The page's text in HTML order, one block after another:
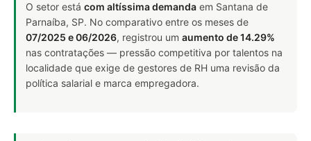
O setor está com altíssima demanda em Santana de
Parnaíba, SP. No comparativo entre os meses de
07/2025 e 06/2026, registrou um aumento de 14.29%
nas contratações — pressão competitiva por talentos na
localidade que exige de gestores de RH uma revisão da
política salarial e marca empregadora.